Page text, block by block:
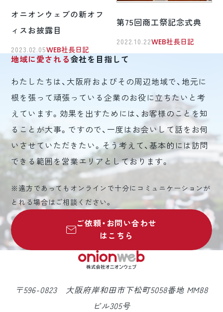
オニオンウェブの新オフ
ィスお披露目
2023.02.05WEB社長日記
第75回商工祭記念式典
2022.10.22WEB社長日記
地域に愛される会社を目指して
わたしたちは、大阪府およびその周辺地域で、地元に
根を張って頑張っている企業のお役に立ちたいと考
えています。効果を出すためには、お客様のことを知
ることが大事。ですので、一度はお会いして話をお伺
いさせていただきたい。そう考えて、基本的には訪問
できる範囲を営業エリアとしております。
※遠方であってもオンラインで十分にコミュニケーションが
とれる場合はご相談ください。
ご依頼・お問い合わせ
はこちら
〒596-0823 大阪府岸和田市下松町5058番地 MM88
ビル305号